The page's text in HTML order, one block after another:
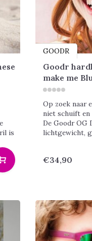
is
GOODR
Goodr
make me
Op zoek naar
niet schuift
De Goodr OG
lichtgewicht,
€34,90